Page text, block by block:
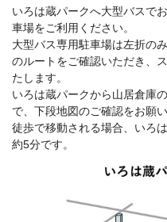
いろは蔵パークへ大型バスで
車場をご利用ください。
大型バス専用駐車場は左折の
のルートをご確認いただき、
たします。
いろは蔵パークから山居倉庫
で、下段地図のご確認をお願い
徒歩で移動される場合、いろ
約5分です。